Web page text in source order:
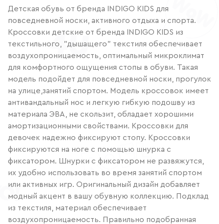
Детская обувь от бренда INDIGO KIDS для
повседневной носки, активного отдыха и спорта.
Кроссовки детские от бренда INDIGO KIDS из
текстильного, "дышащего" текстиля обеспечивает
воздухопроницаемость, оптимальный микроклимат
для комфортного ощущения стопы в обуви. Такая
модель подойдет для повседневной носки, прогулок
на улице,занятий спортом. Модель кроссовок имеет
антивандальный нос и легкую гибкую подошву из
материала ЭВА, не скользит, обладает хорошими
амортизационными свойствами. Кроссовки для
девочек надежно фиксируют стопу. Кроссовки
фиксируются на ноге с помощью шнурка с
фиксатором. Шнурки с фиксатором не развяжутся,
их удобно использовать во время занятий спортом
или активных игр. Оригинальный дизайн добавляет
модный акцент в вашу обувную коллекцию. Подклад
из текстиля, материал обеспечивает
воздухопроницаемость. Правильно подобранная